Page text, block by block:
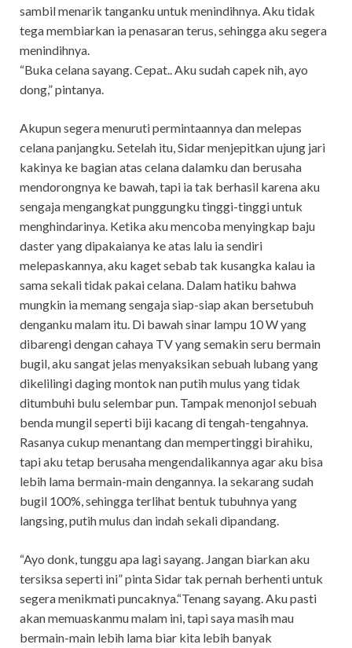
sambil menarik tanganku untuk menindihnya. Aku tidak
tega membiarkan ia penasaran terus, sehingga aku segera
menindihnya.
“Buka celana sayang. Cepat.. Aku sudah capek nih, ayo
dong,” pintanya.
Akupun segera menuruti permintaannya dan melepas
celana panjangku. Setelah itu, Sidar menjepitkan ujung jari
kakinya ke bagian atas celana dalamku dan berusaha
mendorongnya ke bawah, tapi ia tak berhasil karena aku
sengaja mengangkat punggungku tinggi-tinggi untuk
menghindarinya. Ketika aku mencoba menyingkap baju
daster yang dipakaianya ke atas lalu ia sendiri
melepaskannya, aku kaget sebab tak kusangka kalau ia
sama sekali tidak pakai celana. Dalam hatiku bahwa
mungkin ia memang sengaja siap-siap akan bersetubuh
denganku malam itu. Di bawah sinar lampu 10 W yang
dibarengi dengan cahaya TV yang semakin seru bermain
bugil, aku sangat jelas menyaksikan sebuah lubang yang
dikelilingi daging montok nan putih mulus yang tidak
ditumbuhi bulu selembar pun. Tampak menonjol sebuah
benda mungil seperti biji kacang di tengah-tengahnya.
Rasanya cukup menantang dan mempertinggi birahiku,
tapi aku tetap berusaha mengendalikannya agar aku bisa
lebih lama bermain-main dengannya. Ia sekarang sudah
bugil 100%, sehingga terlihat bentuk tubuhnya yang
langsing, putih mulus dan indah sekali dipandang.
“Ayo donk, tunggu apa lagi sayang. Jangan biarkan aku
tersiksa seperti ini” pinta Sidar tak pernah berhenti untuk
segera menikmati puncaknya.“Tenang sayang. Aku pasti
akan memuaskanmu malam ini, tapi saya masih mau
bermain-main lebih lama biar kita lebih banyak